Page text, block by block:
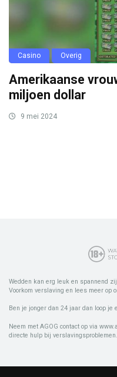
Casino Overig
Amerikaanse
miljoen dollar
9 mei 2024
Wedden kan erg leuk en spannend
Voorkom verslaving en lees meer op
Ben je jonger dan 24 jaar dan loop je
Neem met AGOG contact op via
directe hulp bij verslavingsproblemen.